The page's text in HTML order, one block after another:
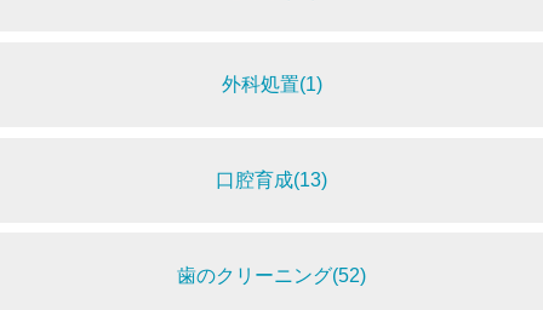
外科処置(1)
口腔育成(13)
歯のクリーニング(52)